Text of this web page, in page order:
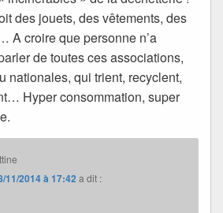
des jouets, des vêtements, des
A croire que personne n’a
de toutes ces associations,
nationales, qui trient, recyclent,
Hyper consommation, super
11/2014 à 17:42 a dit :